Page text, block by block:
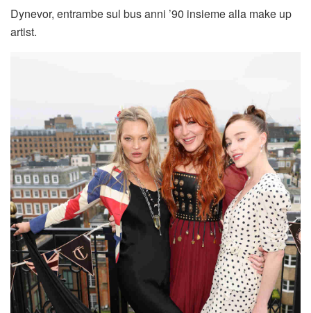
Dynevor, entrambe sul bus anni ’90 insieme alla make up
artist.